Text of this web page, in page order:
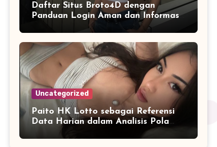
Daftar Situs Broto4D dengan
Panduan Login Aman dan Informasi
Uncategorized
Paito HK Lotto sebagai Referensi
Data Harian dalam Analisis Pola